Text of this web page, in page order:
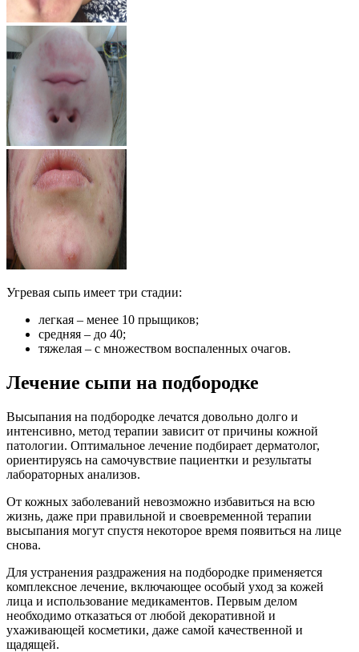
Угревая сыпь имеет три стадии:
легкая – менее 10 прыщиков;
средняя – до 40;
тяжелая – с множеством воспаленных очагов.
Лечение сыпи на подбородке
Высыпания на подбородке лечатся довольно долго и
интенсивно, метод терапии зависит от причины кожной
патологии. Оптимальное лечение подбирает дерматолог,
ориентируясь на самочувствие пациентки и результаты
лабораторных анализов.
От кожных заболеваний невозможно избавиться на всю
жизнь, даже при правильной и своевременной терапии
высыпания могут спустя некоторое время появиться на лице
снова.
Для устранения раздражения на подбородке применяется
комплексное лечение, включающее особый уход за кожей
лица и использование медикаментов. Первым делом
необходимо отказаться от любой декоративной и
ухаживающей косметики, даже самой качественной и
щадящей.